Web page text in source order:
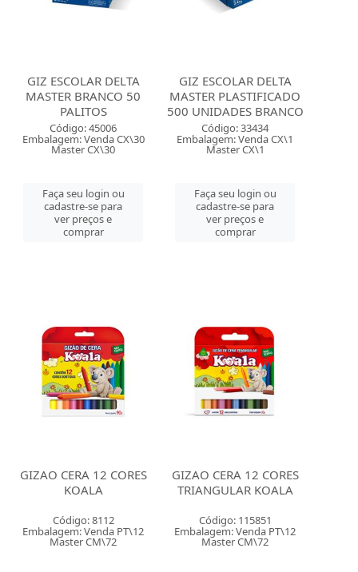
GIZ ESCOLAR DELTA
MASTER BRANCO 50
PALITOS
Código: 45006
Embalagem: Venda CX\30
Master CX\30
Faça seu login ou
cadastre-se para
ver preços e
comprar
GIZ ESCOLAR DELTA
MASTER PLASTIFICADO
500 UNIDADES BRANCO
Código: 33434
Embalagem: Venda CX\1
Master CX\1
Faça seu login ou
cadastre-se para
ver preços e
comprar
GIZAO CERA 12 CORES
KOALA
Código: 8112
Embalagem: Venda PT\12
Master CM\72
GIZAO CERA 12 CORES
TRIANGULAR KOALA
Código: 115851
Embalagem: Venda PT\12
Master CM\72